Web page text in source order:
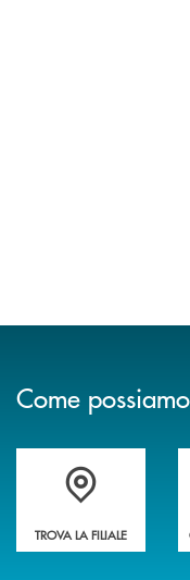
Come possiamo
Accedi all' elenco
TROVA LA FILIALE